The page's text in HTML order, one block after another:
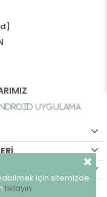
Uygulama
saklıdır.
için sitemizde
tıklayın